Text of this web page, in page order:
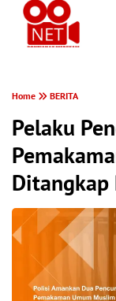
Home BERITA
Pelaku
Ditangkap